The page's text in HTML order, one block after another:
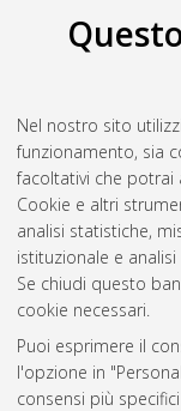
Nel nostro sito
funzionamento, sia
facoltativi che potrai
Cookie e altri
analisi statistiche,
istituzionale e
Se chiudi questo
cookie necessari.
Puoi esprimere il
l'opzione in
consensi più
Valente, Leonardo
in Emilia Romagna.
Studio inViticoltura
Documento ad
Questa lista e'
Atom
Rss 1.0